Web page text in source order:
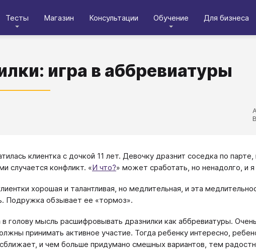
Тесты Магазин Консультации Обучение Для бизнеса
игра в аббревиатуры
клиентка с дочкой 11 лет. Девочку дразнит соседка по
случается конфликт. «И что?» может сработать, но ненадолго, и
хорошая и талантливая, но медлительная, и эта
Подружка обзывает ее «тормоз».
голову мысль расшифровывать дразнилки как аббревиатуры.
принимать активное участие. Тогда ребенку интересно,
и чем больше придумано смешных вариантов, тем